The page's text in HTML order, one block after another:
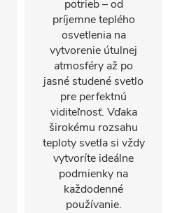
potrieb – od
príjemne teplého
osvetlenia na
vytvorenie útulnej
atmosféry až po
jasné studené svetlo
pre perfektnú
viditeľnosť. Vďaka
širokému rozsahu
teploty svetla si vždy
vytvoríte ideálne
podmienky na
každodenné
používanie.